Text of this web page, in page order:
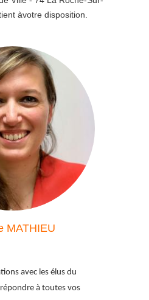
àvotre disposition.
MATHIEU
avec les élus du
à toutes vos